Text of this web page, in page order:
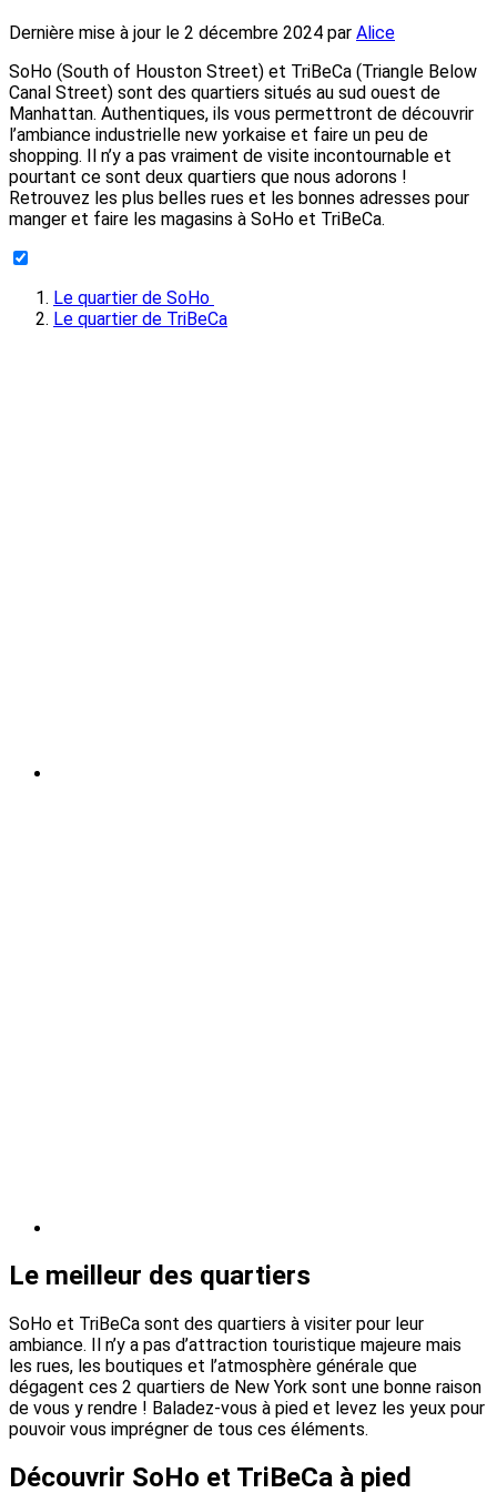
Dernière mise à jour le 2 décembre 2024 par Alice
SoHo (South of Houston Street) et TriBeCa (Triangle Below
Canal Street) sont des quartiers situés au sud ouest de
Manhattan. Authentiques, ils vous permettront de découvrir
l’ambiance industrielle new yorkaise et faire un peu de
shopping. Il n’y a pas vraiment de visite incontournable et
pourtant ce sont deux quartiers que nous adorons !
Retrouvez les plus belles rues et les bonnes adresses pour
manger et faire les magasins à SoHo et TriBeCa.
Le quartier de SoHo
Le quartier de TriBeCa
Le meilleur des quartiers
SoHo et TriBeCa sont des quartiers à visiter pour leur
ambiance. Il n’y a pas d’attraction touristique majeure mais
les rues, les boutiques et l’atmosphère générale que
dégagent ces 2 quartiers de New York sont une bonne raison
de vous y rendre ! Baladez-vous à pied et levez les yeux pour
pouvoir vous imprégner de tous ces éléments.
Découvrir SoHo et TriBeCa à pied